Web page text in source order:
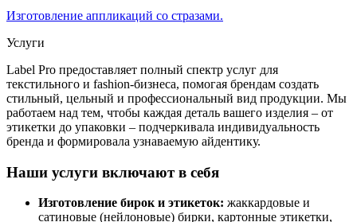
Изготовление аппликаций со стразами.
Услуги
Label Pro предоставляет полный спектр услуг для
текстильного и fashion-бизнеса, помогая брендам создать
стильный, цельный и профессиональный вид продукции. Мы
работаем над тем, чтобы каждая деталь вашего изделия – от
этикетки до упаковки – подчеркивала индивидуальность
бренда и формировала узнаваемую айдентику.
Наши услуги включают в себя
Изготовление бирок и этикеток: жаккардовые и
сатиновые (нейлоновые) бирки, картонные этикетки,